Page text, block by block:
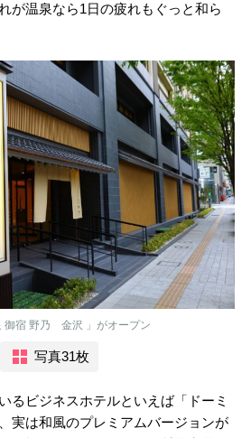
が温泉なら1日の疲れもぐっと和ら
御宿 野乃 金沢 」がオープン
写真31枚
るビジネスホテルといえば「ドーミ
実は和風のプレミアムバージョンが